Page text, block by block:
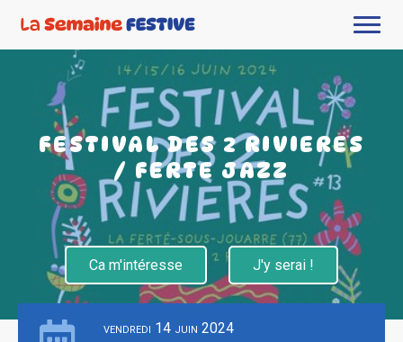
FESTIVAL DES 2 RIVIERES
/ FERTE JAZZ
Ca m'intéresse J'y serai !
vendredi 14 juin 2024